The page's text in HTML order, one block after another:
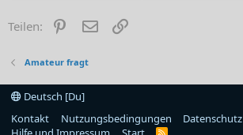
Teilen: PinterestE-Mail
Amateur fragt
Deutsch [Du]
Kontakt
Nutzungsbedingungen
Datenschutz
R